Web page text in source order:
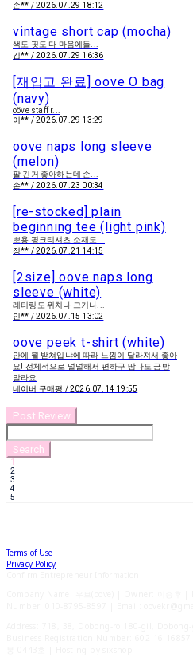
손** / 2026.07.29 18:12
vintage short cap (mocha)
색도 핏도 다 마음에들...
김** / 2026.07.29 16:36
[재입고 완료] oove O bag
(navy)
oöve staff r...
이** / 2026.07.29 13:29
oove naps long sleeve
(melon)
팔 긴거 좋아하는데 손...
손** / 2026.07.23 00:34
[re-stocked] plain
beginning tee (light pink)
뽀용 핑크티셔츠 소재도...
정** / 2026.07.21 14:15
[2size] oove naps long
sleeve (white)
레터링도 위치나 크기나...
인** / 2026.07.15 13:02
oove peek t-shirt (white)
안에 뭘 받쳐입냐에 따라 느낌이 달라져서 좋아
요! 전체적으로 널널해서 편하구 땀나도 금방
말라요
네이버 구매평 / 2026.07.14 19:55
Post Review
Search
1
2
3
4
5
Terms of Use
Privacy Policy